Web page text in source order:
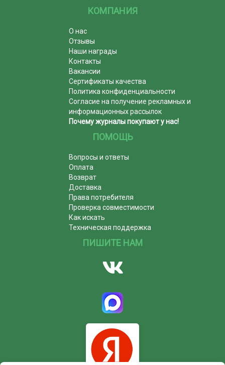
КОМПАНИЯ
О нас
Отзывы
Наши награды
Контакты
Вакансии
Сертификаты качества
Политика конфиденциальности
Согласие на получение рекламных и
информационных рассылок
Почему журналы покупают у нас!
ПОМОЩЬ
Вопросы и ответы
Оплата
Возврат
Доставка
Права потребителя
Проверка совместимости
Как искать
Техническая поддержка
ПИШИТЕ НАМ